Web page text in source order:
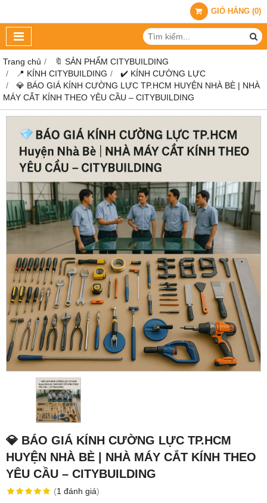
GIỎ HÀNG (0)
Trang chủ
🔖 SẢN PHẨM CITYBUILDING
📍 KÍNH CITYBUILDING
✔️ KÍNH CƯỜNG LỰC
💎 BÁO GIÁ KÍNH CƯỜNG LỰC TP.HCM HUYỆN NHÀ BÈ | NHÀ
MÁY CẮT KÍNH THEO YÊU CẦU – CITYBUILDING
💎 BÁO GIÁ KÍNH CƯỜNG LỰC TP.HCM
HUYỆN NHÀ BÈ | NHÀ MÁY CẮT KÍNH THEO
YÊU CẦU – CITYBUILDING
(1 đánh giá)